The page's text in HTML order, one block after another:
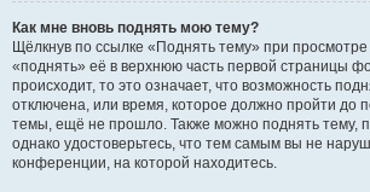
Как мне вновь поднять мою тему?
Щёлкнув по ссылке «Поднять тему» при
«поднять» её в верхнюю часть первой страницы
происходит, то это означает, что возможность
отключена, или время, которое должно пройти до
темы, ещё не прошло. Также можно поднять тему,
однако удостоверьтесь, что тем самым вы не
конференции, на которой находитесь.